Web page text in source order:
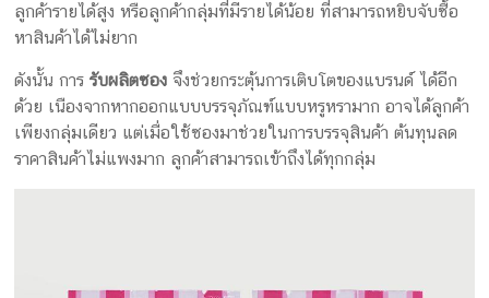
ลูกค้ารายได้สูง หรือลูกค้ากลุ่มที่มีรายได้น้อย ที่สามารถหยิบจับซื้อ
หาสินค้าได้ไม่ยาก
ดังนั้น การรับผลิตซอง จึงช่วยกระตุ้นการเติบโตของแบรนด์ ได้อีก
ด้วย เนืองจากหากออกแบบบรรจุภัณฑ์แบบหรูหรามาก อาจได้ลูกค้า
เพียงกลุ่มเดียว แต่เมื่อใช้ซองมาช่วยในการบรรจุสินค้า ต้นทุนลด
ราคาสินค้าไม่แพงมาก ลูกค้าสามารถเข้าถึงได้ทุกกลุ่ม